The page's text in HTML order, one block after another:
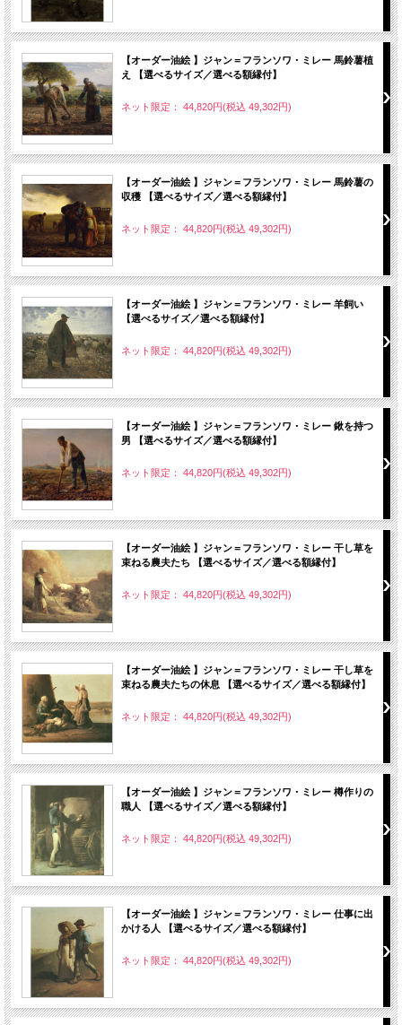
【オーダー油絵 】ジャン＝フランソワ・ミレー 馬鈴薯植
え 【選べるサイズ／選べる額縁付】
ネット限定： 44,820円(税込 49,302円)
【オーダー油絵 】ジャン＝フランソワ・ミレー 馬鈴薯の
収穫 【選べるサイズ／選べる額縁付】
ネット限定： 44,820円(税込 49,302円)
【オーダー油絵 】ジャン＝フランソワ・ミレー 羊飼い
【選べるサイズ／選べる額縁付】
ネット限定： 44,820円(税込 49,302円)
【オーダー油絵 】ジャン＝フランソワ・ミレー 鍬を持つ
男 【選べるサイズ／選べる額縁付】
ネット限定： 44,820円(税込 49,302円)
【オーダー油絵 】ジャン＝フランソワ・ミレー 干し草を
束ねる農夫たち 【選べるサイズ／選べる額縁付】
ネット限定： 44,820円(税込 49,302円)
【オーダー油絵 】ジャン＝フランソワ・ミレー 干し草を
束ねる農夫たちの休息 【選べるサイズ／選べる額縁付】
ネット限定： 44,820円(税込 49,302円)
【オーダー油絵 】ジャン＝フランソワ・ミレー 樽作りの
職人 【選べるサイズ／選べる額縁付】
ネット限定： 44,820円(税込 49,302円)
【オーダー油絵 】ジャン＝フランソワ・ミレー 仕事に出
かける人 【選べるサイズ／選べる額縁付】
ネット限定： 44,820円(税込 49,302円)